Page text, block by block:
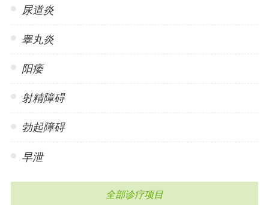
尿道炎
睾丸炎
阳痿
射精障碍
勃起障碍
早泄
全部诊疗项目